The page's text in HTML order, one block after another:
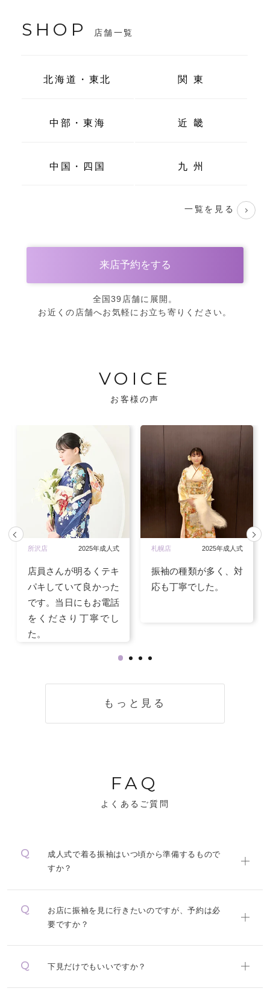
SHOP 店舗一覧
北海道・東北 関 東
中部・東海 近 畿
中国・四国 九 州
一覧を見る
来店予約をする
全国39店舗に展開。
お近くの店舗へお気軽にお立ち寄りください。
VOICE
お客様の声
所沢店 2025年成人式
店員さんが明るくテキ
パキしていて良かった
です。当日にもお電話
をくださり丁寧でし
た。
札幌店 2025年成人式
振袖の種類が多く、対
応も丁寧でした。
もっと見る
FAQ
よくあるご質問
成人式で着る振袖はいつ頃から準備するもので
すか？
お店に振袖を見に行きたいのですが、予約は必
要ですか？
下見だけでもいいですか？